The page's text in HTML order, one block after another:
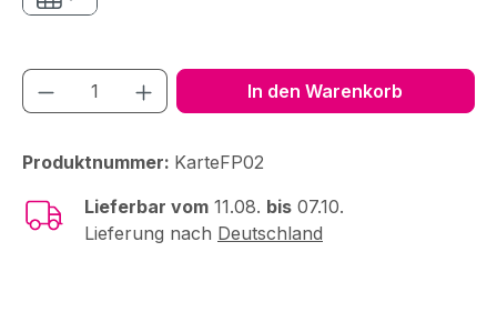
Produkt Anzahl: Gib den gewünschten
In den Warenkorb
Produktnummer: KarteFP02
Lieferbar vom 11.08. bis 07.10.
Lieferung nach Deutschland